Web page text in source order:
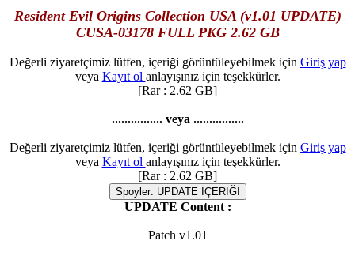
Resident Evil Origins Collection USA (v1.01 UPDATE)
CUSA-03178 FULL PKG 2.62 GB
Değerli ziyaretçimiz lütfen, içeriği görüntüleyebilmek için Giriş yap
veya Kayıt ol anlayışınız için teşekkürler.
[Rar : 2.62 GB]
................ veya ................
Değerli ziyaretçimiz lütfen, içeriği görüntüleyebilmek için Giriş yap
veya Kayıt ol anlayışınız için teşekkürler.
[Rar : 2.62 GB]
Spoyler: UPDATE İÇERİĞİ
UPDATE Content :
Patch v1.01